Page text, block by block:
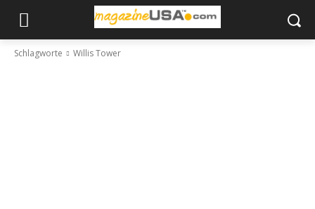
Schlagworte Willis Tower